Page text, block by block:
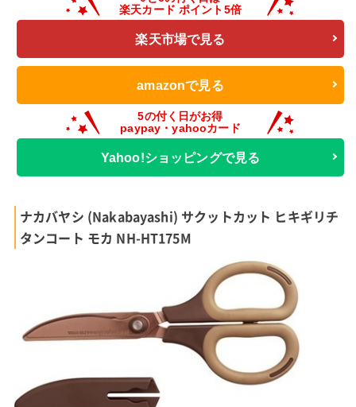
楽天市場で見る
amazonで見る
Yahoo!ショッピングで見る
ナカバヤシ (Nakabayashi) サクットカット ヒキギリチ
タンコート モカ NH-HT175M